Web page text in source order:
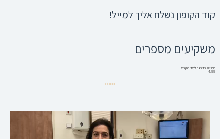
קוד הקופון נשלח אליך למייל!
משקיעים מספרים
ממוצע בדירוג תלמידי הקורס
4.88





4.88/5